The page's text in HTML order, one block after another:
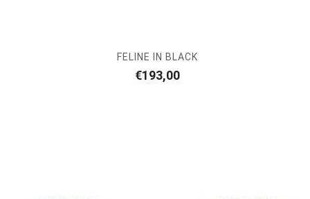
FELINE IN BLACK
€193,00